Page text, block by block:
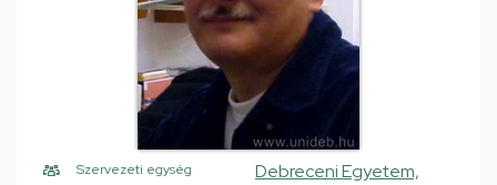
Szervezeti egység
Debreceni Egyetem,